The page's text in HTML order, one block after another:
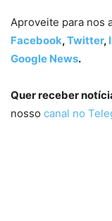
Aproveite para nos
Facebook,Twitter,
Google News.
Quer receber
nosso canal no